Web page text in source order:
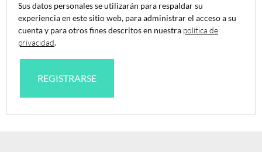
Sus datos personales se utilizarán para respaldar su
experiencia en este sitio web, para administrar el acceso a su
cuenta y para otros fines descritos en nuestra política de
privacidad.
REGISTRARSE